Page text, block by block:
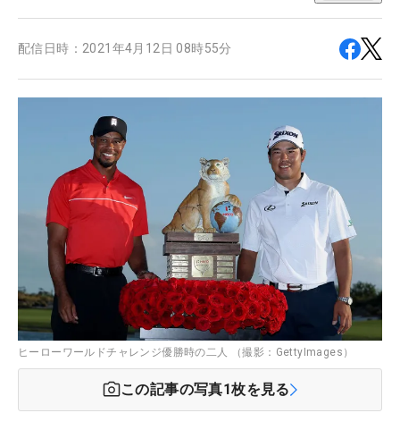
配信日時： 2021年4月12日 08時55分
ヒーローワールドチャレンジ優勝時の二人 （撮影：GettyImages）
この記事の写真1枚を見る